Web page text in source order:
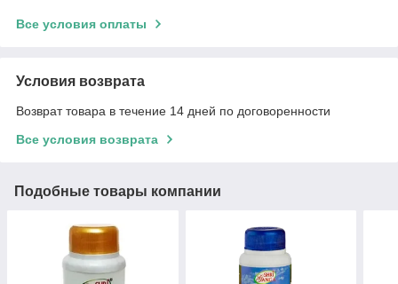
Все условия оплаты
Условия возврата
Возврат товара в течение 14 дней по договоренности
Все условия возврата
Подобные товары компании